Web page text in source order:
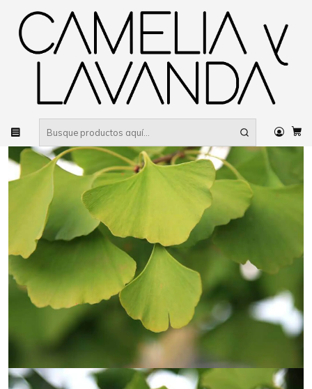
Inicio Planta Árboles Ornamentales Ginkgo biloba